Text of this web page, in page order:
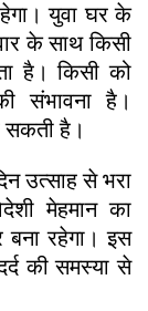
युवा घर के
के साथ किसी
है। किसी को
संभावना है।
सकती है।
उत्साह से भरा
मेहमान का
बना रहेगा। इस
की समस्या से